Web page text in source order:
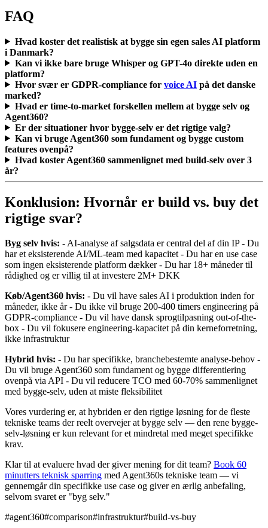
FAQ
Hvad koster det realistisk at bygge sin egen sales AI platform
i Danmark?
Kan vi ikke bare bruge Whisper og GPT-4o direkte uden en
platform?
Hvor svær er GDPR-compliance for voice AIpå det danske
marked?
Hvad er time-to-market forskellen mellem at bygge selv og
Agent360?
Er der situationer hvor bygge-selv er det rigtige valg?
Kan vi bruge Agent360 som fundament og bygge custom
features ovenpå?
Hvad koster Agent360 sammenlignet med build-selv over 3
år?
Konklusion: Hvornår er build vs. buy det
rigtige svar?
Byg selv hvis: - AI-analyse af salgsdata er central del af din IP - Du
har et eksisterende AI/ML-team med kapacitet - Du har en use case
som ingen eksisterende platform dækker - Du har 18+ måneder til
rådighed og er villig til at investere 2M+ DKK
Køb/Agent360 hvis: - Du vil have sales AI i produktion inden for
måneder, ikke år - Du ikke vil bruge 200-400 timers engineering på
GDPR-compliance - Du vil have dansk sprogtilpasning out-of-the-
box - Du vil fokusere engineering-kapacitet på din kerneforretning,
ikke infrastruktur
Hybrid hvis: - Du har specifikke, branchebestemte analyse-behov -
Du vil bruge Agent360 som fundament og bygge differentiering
ovenpå via API - Du vil reducere TCO med 60-70% sammenlignet
med bygge-selv, uden at miste fleksibilitet
Vores vurdering er, at hybriden er den rigtige løsning for de fleste
tekniske teams der reelt overvejer at bygge selv — den rene bygge-
selv-løsning er kun relevant for et mindretal med meget specifikke
krav.
Klar til at evaluere hvad der giver mening for dit team? Book 60
minutters teknisk sparring med Agent360s tekniske team — vi
gennemgår din specifikke use case og giver en ærlig anbefaling,
selvom svaret er "byg selv."
#agent360#comparison#infrastruktur#build-vs-buy